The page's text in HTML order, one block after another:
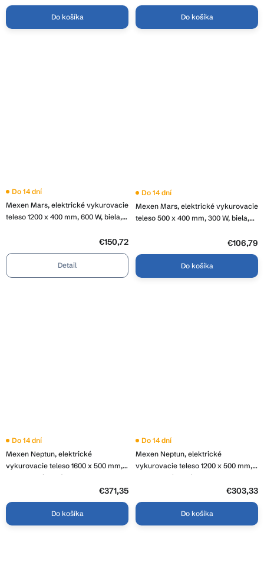
Do košíka Do košíka
Mexen Mars, elektrické vykurovacie
teleso 1200 x 400 mm, 600 W, biela,
Do 14 dní
€150,72
Detail
Mexen Mars, elektrické vykurovacie
teleso 500 x 400 mm, 300 W, biela,
Do 14 dní
€106,79
Do košíka
Mexen Neptun, elektrické
vykurovacie teleso 1600 x 500 mm,
600 W, chrómová, W101-1600-500-
Do 14 dní
€371,35
Do košíka
Mexen Neptun, elektrické
vykurovacie teleso 1200 x 500 mm,
600 W, chrómová, W101-1200-500-
Do 14 dní
€303,33
Do košíka